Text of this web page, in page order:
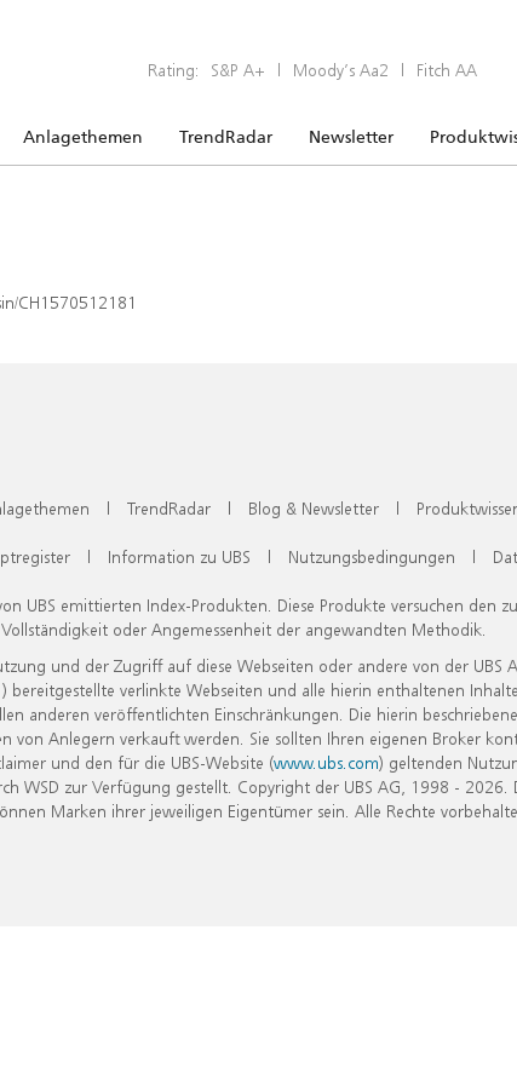
Rating: S&P A+ | Moody’s Aa2 | Fitch AA
Anlagethemen TrendRadar Newsletter
CH1570512181
| TrendRadar | Blog & Newsletter |
| Information zu UBS | Nutzungsbedingungen |
UBS emittierten Index-Produkten. Diese Produkte versuchen den
oder Angemessenheit der angewandten Methodik.
und der Zugriff auf diese Webseiten oder andere von der UBS
verlinkte Webseiten und alle hierin enthaltenen
anderen veröffentlichten Einschränkungen. Die hierin
Anlegern verkauft werden. Sie sollten Ihren eigenen Broker
und den für die UBS-Website (www.ubs.com) geltenden
zur Verfügung gestellt. Copyright der UBS AG, 1998 - 2026.
Marken ihrer jeweiligen Eigentümer sein. Alle Rechte